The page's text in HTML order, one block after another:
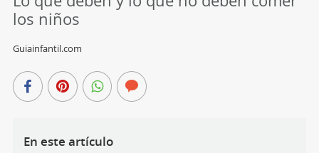
los niños
Guiainfantil.com
En este artículo